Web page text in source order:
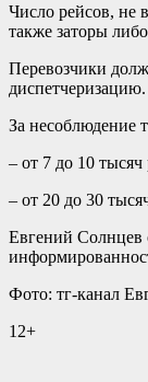
Число рейсов, не
Перевозчики
За несоблюдение
– от 7 до 10
– от 20 до 30
Евгений Солнцев
Фото: тг-канал
12+